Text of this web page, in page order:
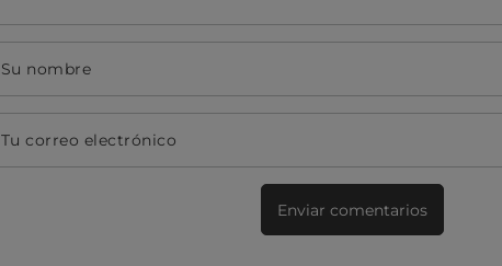
Su nombre
Tu correo electrónico
Enviar comentarios